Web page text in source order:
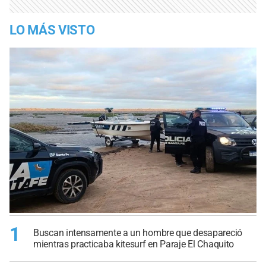
LO MÁS VISTO
1
Buscan intensamente a un hombre que desapareció
mientras practicaba kitesurf en Paraje El Chaquito